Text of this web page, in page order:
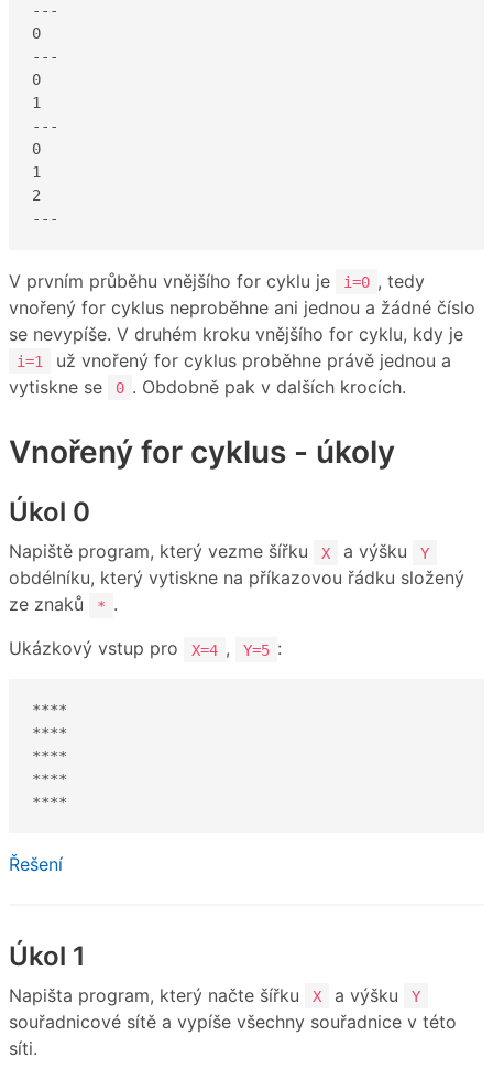
---
0
---
0
1
---
0
1
2
---
V prvním průběhu vnějšího for cyklu je i=0 , tedy
vnořený for cyklus neproběhne ani jednou a žádné číslo
se nevypíše. V druhém kroku vnějšího for cyklu, kdy je
i=1
už vnořený for cyklus proběhne právě jednou a
vytiskne se
0 . Obdobně pak v dalších krocích.
Vnořený for cyklus - úkoly
Úkol 0
Napiště program, který vezme šířku X a výšku Y
obdélníku, který vytiskne na příkazovou řádku složený
ze znaků
* .
Ukázkový vstup pro
X=4 , Y=5 :
****
****
****
****
****
Řešení
Úkol 1
Napišta program, který načte šířku X a výšku Y
souřadnicové sítě a vypíše všechny souřadnice v této
síti.